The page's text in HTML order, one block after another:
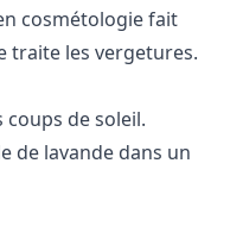
cosmétologiefait
traite les vergetures.
de soleil.
de lavande dans un